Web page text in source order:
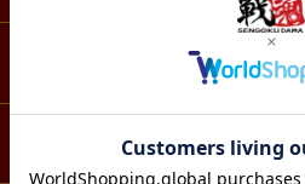
アクセサリー・アクスタ
文具・ノート